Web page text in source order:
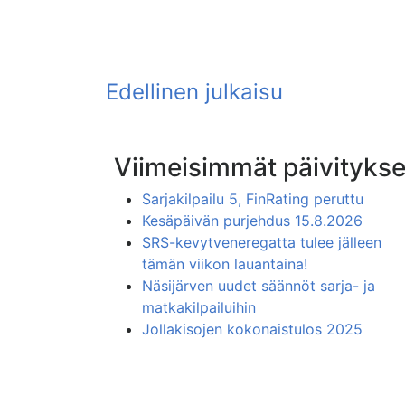
Viimeisimmät
Sarjakilpailu 5, FinRating peruttu
Kesäpäivän purjehdus 15.8.2026
SRS-kevytveneregatta tulee jälleen
tämän viikon lauantaina!
Näsijärven uudet säännöt sarja- ja
matkakilpailuihin
Jollakisojen kokonaistulos 2025